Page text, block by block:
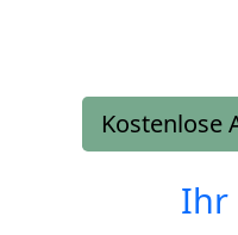
Kostenlose
Ihr